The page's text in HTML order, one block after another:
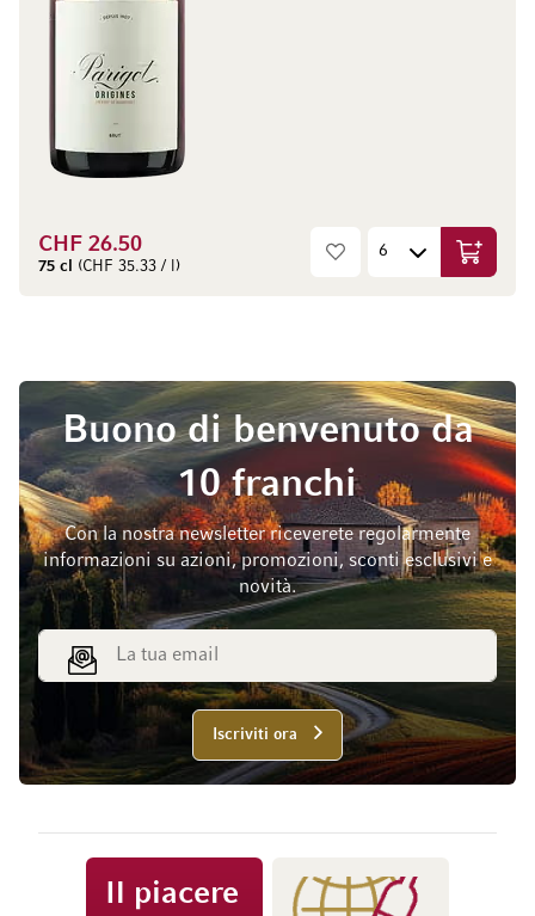
CHF 26.50
75 cl (CHF 35.33 / l)
Buono di benvenuto da
10 franchi
Con la nostra newsletter riceverete regolarmente
informazioni su azioni, promozioni, sconti esclusivi e
novità.
Indirizzo email
Iscriviti ora
Il piacere